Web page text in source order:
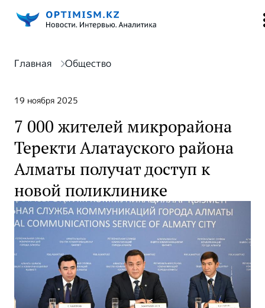
Главная Общество
19 ноября 2025
7 000 жителей микрорайона
Теректи Алатауского района
Алматы получат доступ к
новой поликлинике